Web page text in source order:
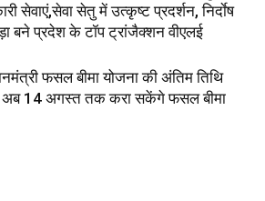
सेवाएं,सेवा सेतु में उत्कृष्ट प्रदर्शन, निर्दाेष
बने प्रदेश के टॉप ट्रांजैक्शन वीएलई
फसल बीमा योजना की अंतिम तिथि
अब 14 अगस्त तक करा सकेंगे फसल बीमा